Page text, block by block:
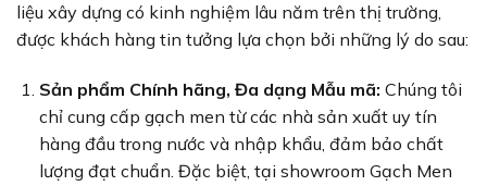
liệu xây dựng có kinh nghiệm lâu năm trên thị trường,
được khách hàng tin tưởng lựa chọn bởi những lý do sau:
Sản phẩm Chính hãng, Đa dạng Mẫu mã: Chúng tôi
chỉ cung cấp gạch men từ các nhà sản xuất uy tín
hàng đầu trong nước và nhập khẩu, đảm bảo chất
lượng đạt chuẩn. Đặc biệt, tại showroom Gạch Men